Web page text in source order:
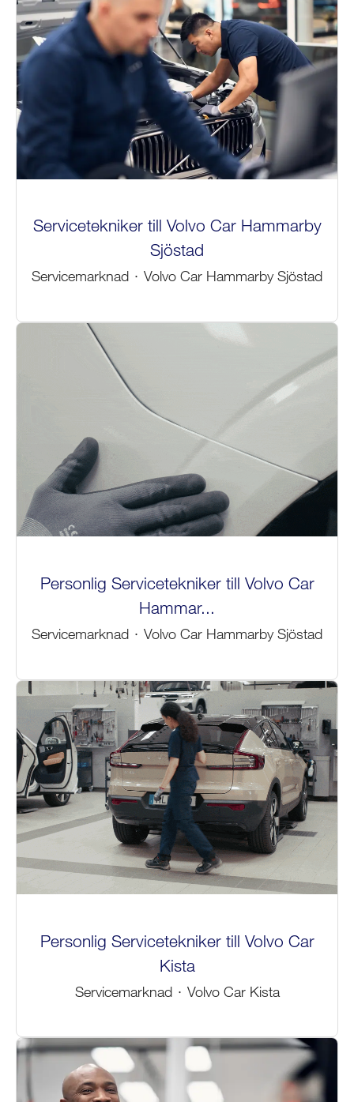
Servicetekniker till Volvo Car Hammarby
Sjöstad
Servicemarknad · Volvo Car Hammarby Sjöstad
Personlig Servicetekniker till Volvo Car
Hammar...
Servicemarknad · Volvo Car Hammarby Sjöstad
Personlig Servicetekniker till Volvo Car
Kista
Servicemarknad · Volvo Car Kista